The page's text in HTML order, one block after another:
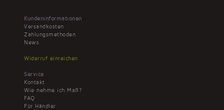
Kundeninformationen
Versandkosten
Zahlungsmethoden
News
Widerruf einreichen
Service
Kontakt
Wie nehme ich Maß?
FAQ
Für Händler